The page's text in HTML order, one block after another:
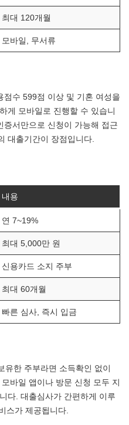
최대 120개월
모바일, 무서류
점수 599점 이상 및 기혼 여성을
게 모바일로 진행할 수 있습니
서만으로 신청이 가능해 접근
대출기간이 장점입니다.
내용
연 7~19%
최대 5,000만 원
신용카드 소지 주부
최대 60개월
빠른 심사, 즉시 입금
유한 주부라면 소득확인 없이
바일 앱이나 방문 신청 모두 지
다. 대출심사가 간편하게 이루
스가 제공됩니다.